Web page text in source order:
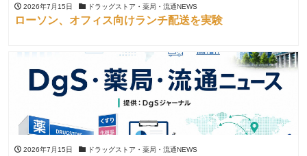
2026年7月15日 ドラッグストア・薬局・流通NEWS
ローソン、オフィス向けランチ配送を実験
2026年7月15日 ドラッグストア・薬局・流通NEWS